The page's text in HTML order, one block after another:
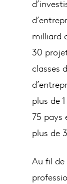
milliard
30
classes
plus de
75 pays
plus de
Au fil de